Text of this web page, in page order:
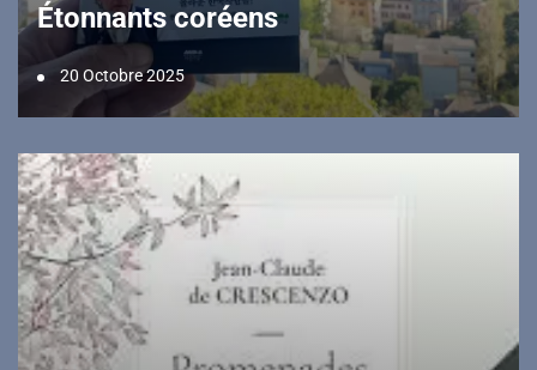
Étonnants coréens
20 Octobre 2025